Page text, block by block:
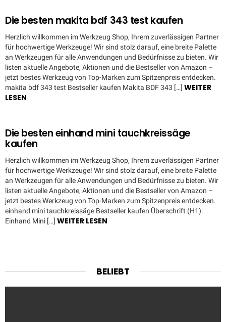
Die besten makita bdf 343 test kaufen
Herzlich willkommen im Werkzeug Shop, Ihrem zuverlässigen Partner
für hochwertige Werkzeuge! Wir sind stolz darauf, eine breite Palette
an Werkzeugen für alle Anwendungen und Bedürfnisse zu bieten. Wir
listen aktuelle Angebote, Aktionen und die Bestseller von Amazon –
jetzt bestes Werkzeug von Top-Marken zum Spitzenpreis entdecken.
makita bdf 343 test Bestseller kaufen Makita BDF 343 […] WEITER
LESEN
Die besten einhand mini tauchkreissäge
kaufen
Herzlich willkommen im Werkzeug Shop, Ihrem zuverlässigen Partner
für hochwertige Werkzeuge! Wir sind stolz darauf, eine breite Palette
an Werkzeugen für alle Anwendungen und Bedürfnisse zu bieten. Wir
listen aktuelle Angebote, Aktionen und die Bestseller von Amazon –
jetzt bestes Werkzeug von Top-Marken zum Spitzenpreis entdecken.
einhand mini tauchkreissäge Bestseller kaufen Überschrift (H1):
Einhand Mini […] WEITER LESEN
BELIEBT